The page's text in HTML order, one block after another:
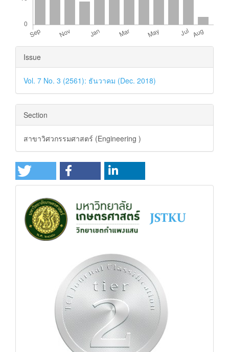
Article
Details
Issue
Vol. 7 No. 3 (2561): ธันวาคม (Dec. 2018)
Section
สาขาวิศวกรรมศาสตร์ (Engineering )
status